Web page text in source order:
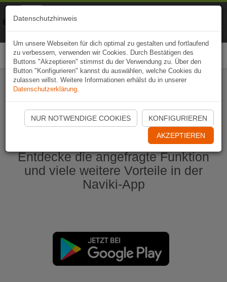
Naviki App jetzt öffnen
Entdecke die angefragte Funktion
und viele weitere Vorteile in der
Naviki-App
Datenschutzhinweis
Um unsere Webseiten für dich optimal zu gestalten und fortlaufend
zu verbessern, verwenden wir Cookies. Durch Bestätigen des
Buttons "Akzeptieren" stimmst du der Verwendung zu. Über den
Button "Konfigurieren" kannst du auswählen, welche Cookies du
zulassen willst. Weitere Informationen erhälst du in unserer
Datenschutzerklärung.
NUR NOTWENDIGE COOKIES KONFIGURIEREN
AKZEPTIEREN
Naviki